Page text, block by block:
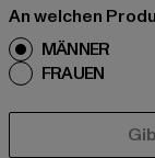
An welchen
MÄNNER
FRAUEN